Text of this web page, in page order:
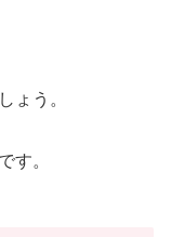
ょう。
。